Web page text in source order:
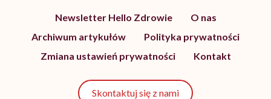
Newsletter Hello Zdrowie
O nas
Archiwum artykułów
Polityka prywatności
Zmiana ustawień prywatności
Kontakt
Skontaktuj się z nami